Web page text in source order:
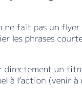
fait pas un flyer
les phrases
un
à l’action (venir